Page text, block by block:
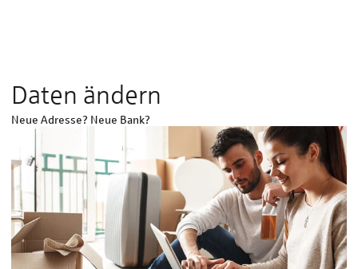
Daten ändern
Neue Adresse? Neue Bank?